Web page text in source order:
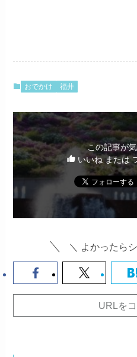
おでかけ 福井
この記事が
いいね または
＼ よかったら
URLを